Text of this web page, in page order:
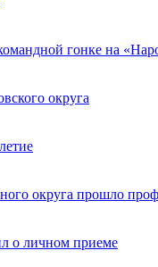
гонке на
округа
округа прошло
о личном приеме